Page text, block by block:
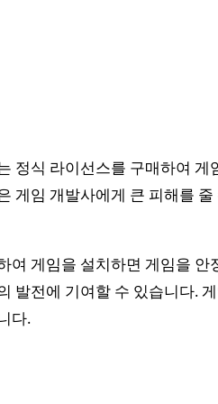
정식 라이선스를 구매하여
게임 개발사에게 큰 피해를
여 게임을 설치하면 게임을
발전에 기여할 수 있습니다.
다.